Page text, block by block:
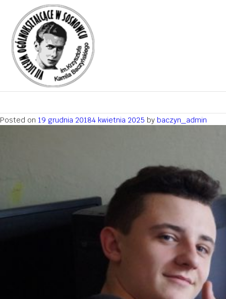
Miesiąc:grudzień 2018
Warsztaty dietetyczne
„Konstruowanie diety w
Posted on 19 grudnia 20184 kwietnia 2025 by baczyn_admin